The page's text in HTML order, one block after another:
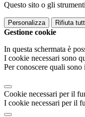
Questo sito o gli
Personalizza Rifiuta
Gestione cookie
In questa schermata è
I cookie necessari sono
Per conoscere quali
Cookie necessari per il
I cookie necessari per il